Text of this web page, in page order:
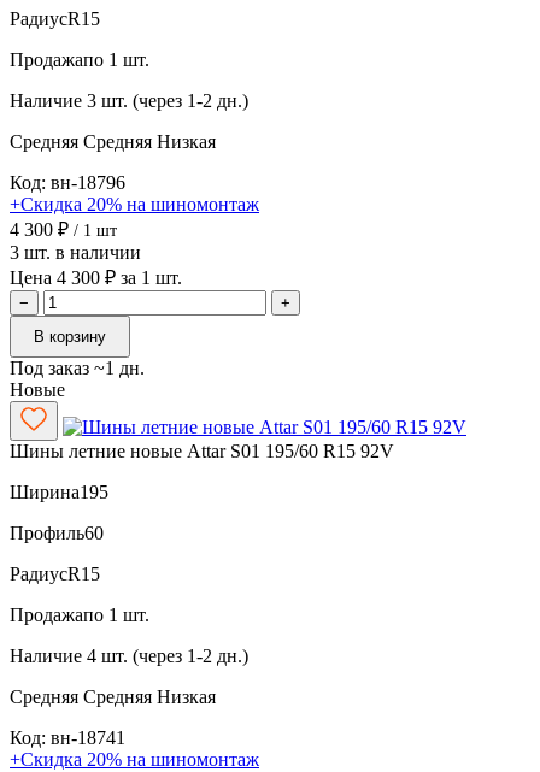
РадиусR15
Продажапо 1 шт.
Наличие 3 шт. (через 1-2 дн.)
Средняя Средняя Низкая
Код: вн-18796
+Скидка 20% на шиномонтаж
4 300 ₽ / 1 шт
3 шт. в наличии
Цена 4 300 ₽ за 1 шт.
−
+
В корзину
Под заказ ~1 дн.
Новые
Шины летние новые Attar S01 195/60 R15 92V
Ширина195
Профиль60
РадиусR15
Продажапо 1 шт.
Наличие 4 шт. (через 1-2 дн.)
Средняя Средняя Низкая
Код: вн-18741
+Скидка 20% на шиномонтаж